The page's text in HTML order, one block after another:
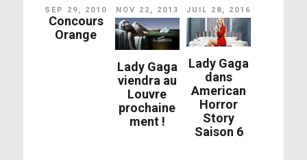
SEP 29, 2010
Concours
Orange
NOV 22, 2013
Lady Gaga
viendra au
Louvre
prochaine
ment !
JUIL 28, 2016
Lady Gaga
dans
American
Horror
Story
Saison 6